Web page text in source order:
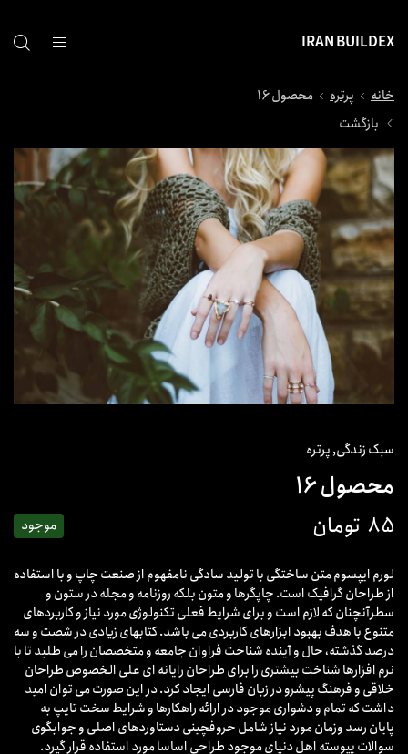
IRAN BUILDEX
خانه پرتره
محصول 16
بازگشت
سبک زندگی,پرتره
محصول 16
85 تومان موجود
لورم ایپسوم متن ساختگی با تولید سادگی نامفهوم از صنعت چاپ و با استفاده
از طراحان گرافیک است. چاپگرها و متون بلکه روزنامه و مجله در ستون و
سطرآنچنان که لازم است و برای شرایط فعلی تکنولوژی مورد نیاز و کاربردهای
متنوع با هدف بهبود ابزارهای کاربردی می باشد. کتابهای زیادی در شصت و سه
درصد گذشته، حال و آینده شناخت فراوان جامعه و متخصصان را می طلبد تا با
نرم افزارها شناخت بیشتری را برای طراحان رایانه ای علی الخصوص طراحان
خلاقی و فرهنگ پیشرو در زبان فارسی ایجاد کرد. در این صورت می توان امید
داشت که تمام و دشواری موجود در ارائه راهکارها و شرایط سخت تایپ به
پایان رسد وزمان مورد نیاز شامل حروفچینی دستاوردهای اصلی و جوابگوی
سوالات پیوسته اهل دنیای موجود طراحی اساسا مورد استفاده قرار گیرد.